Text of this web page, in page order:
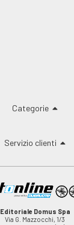
Categorie
Servizio clienti
Editoriale Domus Spa
Via G. Mazzocchi, 1/3